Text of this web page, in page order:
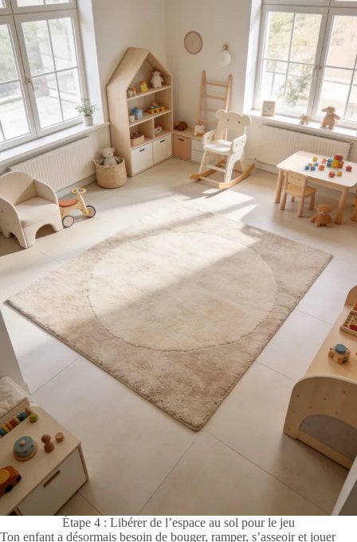
Étape 4 : Libérer de l’espace au sol pour le jeu
Ton enfant a désormais besoin de bouger, ramper, s’asseoir et jouer